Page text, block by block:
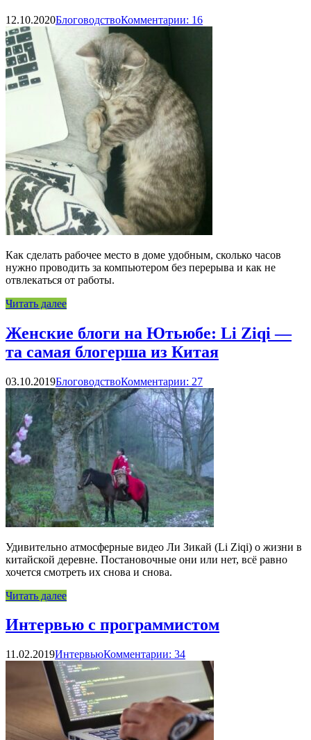
12.10.2020БлоговодствоКомментарии: 16
Как сделать рабочее место в доме удобным, сколько часов
нужно проводить за компьютером без перерыва и как не
отвлекаться от работы.
Читать далее
Женские блоги на Ютьюбе: Li Ziqi —
та самая блогерша из Китая
03.10.2019БлоговодствоКомментарии: 27
Удивительно атмосферные видео Ли Зикай (Li Ziqi) о жизни в
китайской деревне. Постановочные они или нет, всё равно
хочется смотреть их снова и снова.
Читать далее
Интервью с программистом
11.02.2019ИнтервьюКомментарии: 34